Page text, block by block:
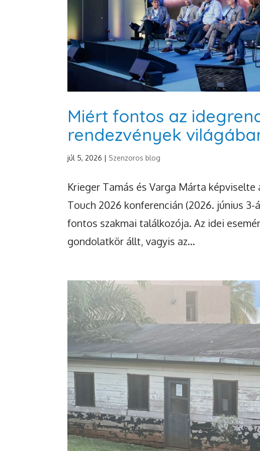
Miért fontos az
rendezvények
júl 5, 2026 | Szenzoros blog
Krieger Tamás és Varga Márta képviselte
Touch 2026 konferencián (2026. június 3-
fontos szakmai találkozója. Az idei
gondolatkör állt, vagyis az...